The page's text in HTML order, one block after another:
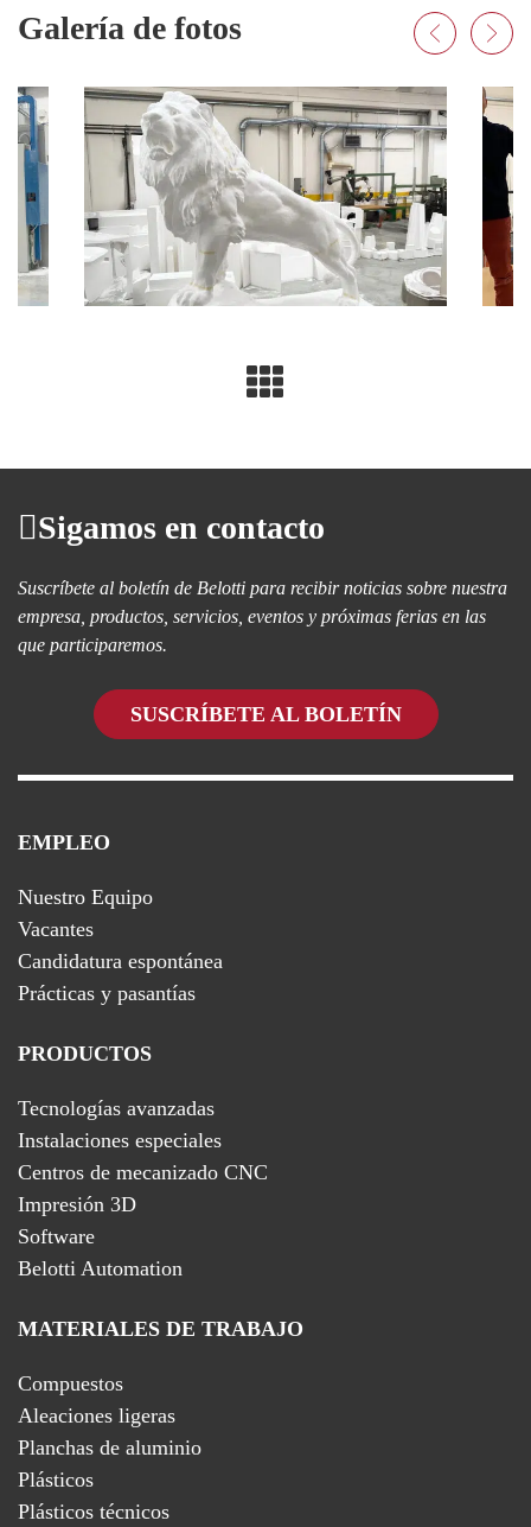
Galería de fotos
Sigamos en contacto
Suscríbete al boletín de Belotti para recibir noticias sobre nuestra
empresa, productos, servicios, eventos y próximas ferias en las
que participaremos.
SUSCRÍBETE AL BOLETÍN
EMPLEO
Nuestro Equipo
Vacantes
Candidatura espontánea
Prácticas y pasantías
PRODUCTOS
Tecnologías avanzadas
Instalaciones especiales
Centros de mecanizado CNC
Impresión 3D
Software
Belotti Automation
MATERIALES DE TRABAJO
Compuestos
Aleaciones ligeras
Planchas de aluminio
Plásticos
Plásticos técnicos